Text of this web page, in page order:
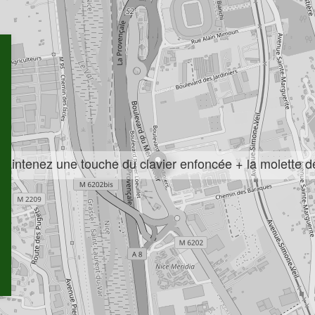
une touche du clavier enfoncée + la molette